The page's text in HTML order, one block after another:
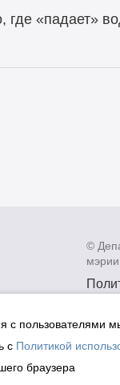
где «падает»
©
с пользователями
с Политикой
браузера